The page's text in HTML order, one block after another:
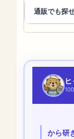
通販でも探
から研